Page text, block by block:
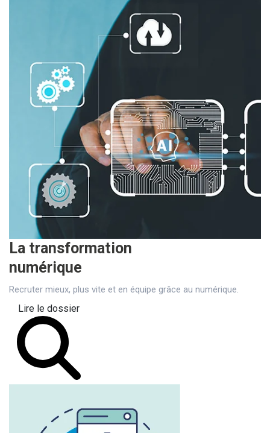
La transformation
numérique
Recruter mieux, plus vite et en équipe grâce au numérique.
Lire le dossier